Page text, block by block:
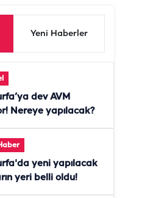
Yeni Haberler
dev AVM
Nereye yapılacak?
yeni yapılacak
yeri belli oldu!